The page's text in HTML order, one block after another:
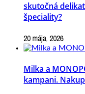
skutočná
špeciality?
20 mája, 2026
Milka a
kampani.